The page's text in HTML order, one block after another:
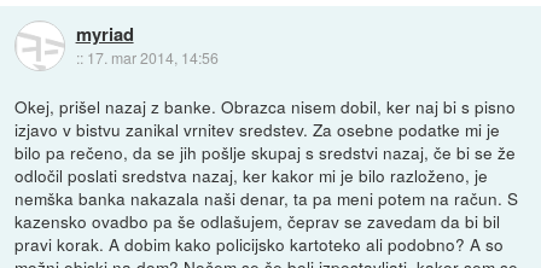
myriad
:: 17. mar 2014, 14:56
Okej, prišel nazaj z banke. Obrazca nisem dobil, ker naj bi s pisno
izjavo v bistvu zanikal vrnitev sredstev. Za osebne podatke mi je
bilo pa rečeno, da se jih pošlje skupaj s sredstvi nazaj, če bi se že
odločil poslati sredstva nazaj, ker kakor mi je bilo razloženo, je
nemška banka nakazala naši denar, ta pa meni potem na račun. S
kazensko ovadbo pa še odlašujem, čeprav se zavedam da bi bil
pravi korak. A dobim kako policijsko kartoteko ali podobno? A so